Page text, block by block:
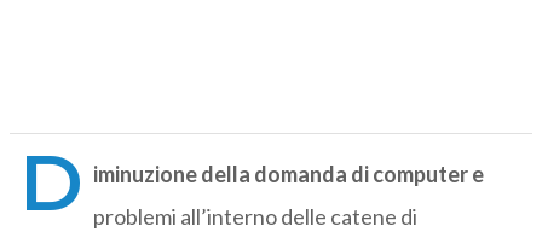
D iminuzione della domanda di computer e
problemi all’interno delle catene di